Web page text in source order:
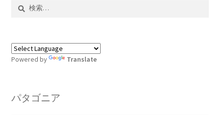
Powered by Translate
パタゴニア